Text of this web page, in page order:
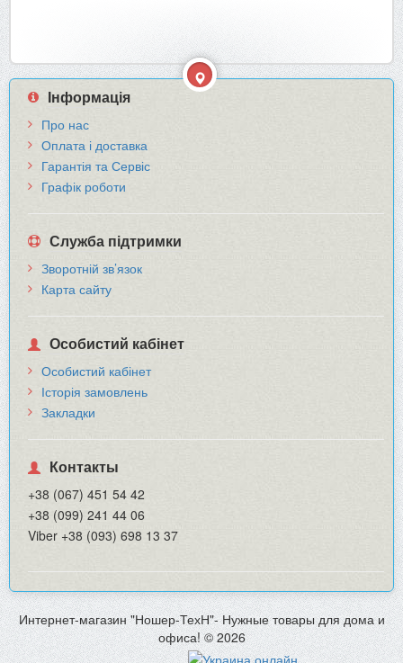
Інформація
Про нас
Оплата і доставка
Гарантія та Сервіс
Графік роботи
Служба підтримки
Зворотній зв’язок
Карта сайту
Особистий кабінет
Особистий кабінет
Історія замовлень
Закладки
Контакты
+38 (067) 451 54 42
+38 (099) 241 44 06
Viber +38 (093) 698 13 37
Интернет-магазин "Ношер-ТехН"- Нужные товары для дома и
офиса! © 2026